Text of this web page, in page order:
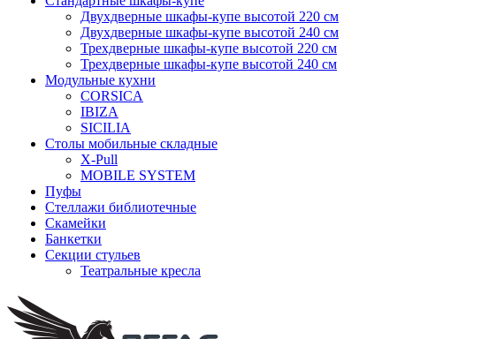
Двухдверные шкафы-купе высотой 220 см
Двухдверные шкафы-купе высотой 240 см
Трехдверные шкафы-купе высотой 220 см
Трехдверные шкафы-купе высотой 240 см
Модульные кухни
CORSICA
IBIZA
SICILIA
Столы мобильные складные
X-Pull
MOBILE SYSTEM
Пуфы
Стеллажи библиотечные
Скамейки
Банкетки
Секции стульев
Театральные кресла